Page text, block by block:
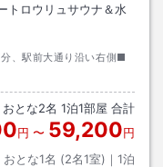
ロウリュサウナ＆水
、駅前大通り沿い右側■
おとな2名 1泊1部屋 合計
円 〜 59,200円
おとな1名 (2名1室)｜ 1泊